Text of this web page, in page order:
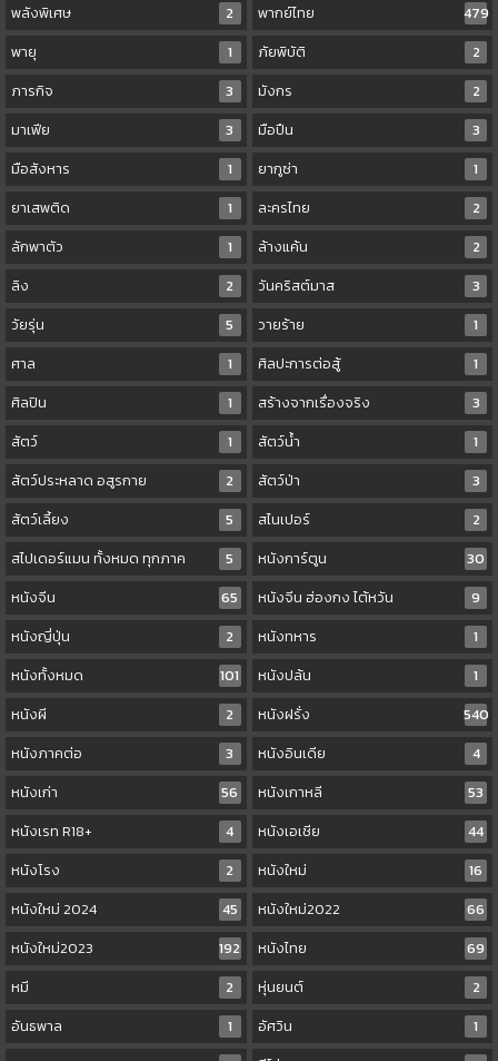
พลังพิเศษ
2 พากย์ไทย
479
พายุ
1 ภัยพิบัติ
2
ภารกิจ
3 มังกร
2
มาเฟีย
3 มือปืน
3
มือสังหาร
1 ยากูซ่า
1
ยาเสพติด
1 ละครไทย
2
ลักพาตัว
1 ล้างแค้น
2
ลิง
2 วันคริสต์มาส
3
วัยรุ่น
5 วายร้าย
1
ศาล
1 ศิลปะการต่อสู้
1
ศิลปิน
1 สร้างจากเรื่องจริง
3
สัตว์
1 สัตว์น้ำ
1
สัตว์ประหลาด อสูรกาย
2 สัตว์ป่า
3
สัตว์เลี้ยง
5 สไนเปอร์
2
สไปเดอร์แมน ทั้งหมด ทุกภาค
5 หนังการ์ตูน
30
หนังจีน
65 หนังจีน ฮ่องกง ไต้หวัน
9
หนังญี่ปุ่น
2 หนังทหาร
1
หนังทั้งหมด
101 หนังปล้น
1
หนังผี
2 หนังฝรั่ง
540
หนังภาคต่อ
3 หนังอินเดีย
4
หนังเก่า
56 หนังเกาหลี
53
หนังเรท R18+
4 หนังเอเชีย
44
หนังโรง
2 หนังใหม่
16
หนังใหม่ 2024
45 หนังใหม่2022
66
หนังใหม่2023
192 หนังไทย
69
หมี
2 หุ่นยนต์
2
อันธพาล
1 อัศวิน
1